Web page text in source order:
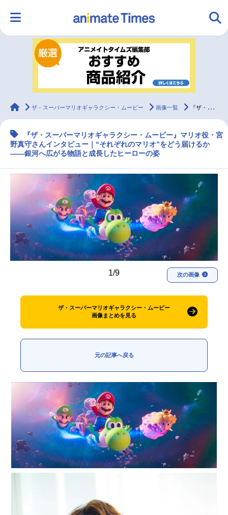
ランキング アニメ
ラジオ グッズ
マンガ・ラノベ ゲーム・アプリ 音楽 コスプレ
トレンド 無料マンガ
最新記事一覧
アニメ記事一覧 声優記事一覧
アニメ映画一覧 実写化映画一覧
冬アニメ
FOLLOW US
animateTimes
ザ・スーパーマリオギャラクシー・ムービー 画像一覧 『ザ・スーパーマリオギャラクシー・ムービー』マリオ役・宮野真守インタビュー
『ザ・スーパーマリオギャラクシー・ムービー』マリオ役・宮
野真守さんインタビュー｜“それぞれのマリオ”をどう届けるか
――銀河へ広がる物語と成長したヒーローの姿
1/9 次の画像
ザ・スーパーマリオギャラクシー・ムービー
画像まとめを見る
元の記事へ戻る